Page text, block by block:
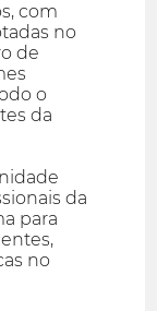
com
no
de
o
da
da
para
no